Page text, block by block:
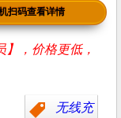
扫码查看详情
，价格更低，
无线充